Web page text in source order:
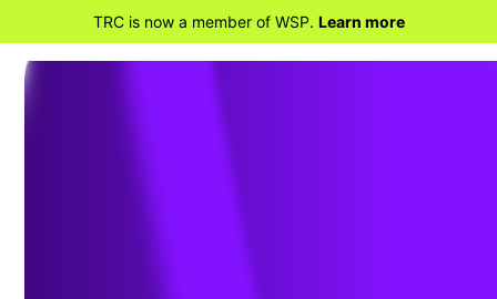
TRC is now a member of WSP. Learn more